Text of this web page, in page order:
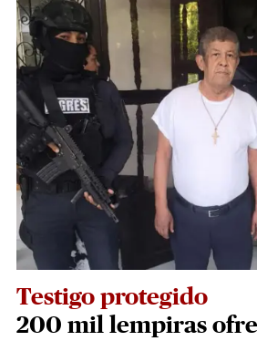
Testigo protegido
200 mil lempiras